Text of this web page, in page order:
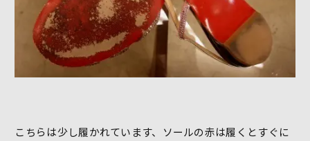
こちらは少し履かれています、ソールの赤は履くとすぐに